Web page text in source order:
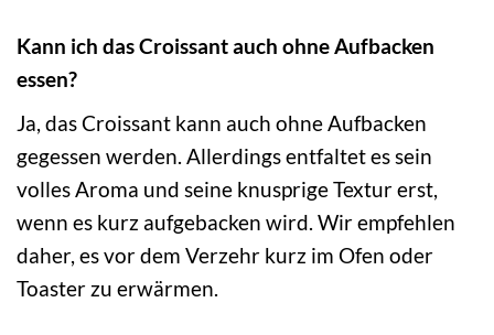
Kann ich das Croissant auch ohne Aufbacken
essen?
Ja, das Croissant kann auch ohne Aufbacken
gegessen werden. Allerdings entfaltet es sein
volles Aroma und seine knusprige Textur erst,
wenn es kurz aufgebacken wird. Wir empfehlen
daher, es vor dem Verzehr kurz im Ofen oder
Toaster zu erwärmen.